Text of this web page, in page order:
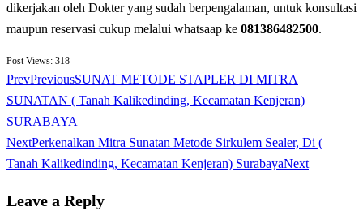
dikerjakan oleh Dokter yang sudah berpengalaman, untuk konsultasi
maupun reservasi cukup melalui whatsaap ke 081386482500.
Post Views: 318
PrevPreviousSUNAT METODE STAPLER DI MITRA
SUNATAN ( Tanah Kalikedinding, Kecamatan Kenjeran)
SURABAYA
NextPerkenalkan Mitra Sunatan Metode Sirkulem Sealer, Di (
Tanah Kalikedinding, Kecamatan Kenjeran) SurabayaNext
Leave a Reply